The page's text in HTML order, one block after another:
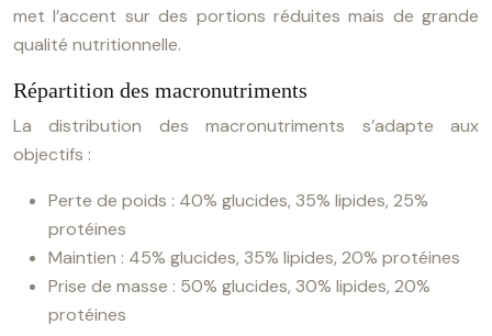
met l’accent sur des portions réduites mais de grande
qualité nutritionnelle.
Répartition des macronutriments
La distribution des macronutriments s’adapte aux
objectifs :
Perte de poids : 40% glucides, 35% lipides, 25%
protéines
Maintien : 45% glucides, 35% lipides, 20% protéines
Prise de masse : 50% glucides, 30% lipides, 20%
protéines